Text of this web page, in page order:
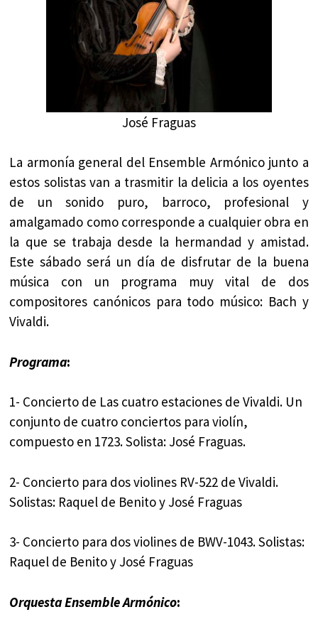
José Fraguas
La armonía general del Ensemble Armónico junto a
estos solistas van a trasmitir la delicia a los oyentes
de un sonido puro, barroco, profesional y
amalgamado como corresponde a cualquier obra en
la que se trabaja desde la hermandad y amistad.
Este sábado será un día de disfrutar de la buena
música con un programa muy vital de dos
compositores canónicos para todo músico: Bach y
Vivaldi.
Programa:
1- Concierto de Las cuatro estaciones de Vivaldi. Un
conjunto de cuatro conciertos para violín,
compuesto en 1723. Solista: José Fraguas.
2- Concierto para dos violines RV-522 de Vivaldi.
Solistas: Raquel de Benito y José Fraguas
3- Concierto para dos violines de BWV-1043. Solistas:
Raquel de Benito y José Fraguas
Orquesta Ensemble Armónico: